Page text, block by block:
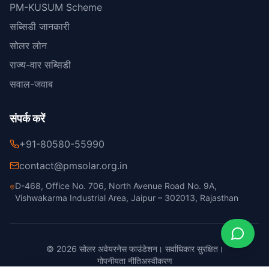
PM-KUSUM Scheme
सब्सिडी जानकारी
सोलर लोन
राज्य-वार सब्सिडी
सवाल-जवाब
संपर्क करें
+91-80580-55990
contact@pmsolar.org.in
D-468, Office No. 706, North Avenue Road No. 9A,
Vishwakarma Industrial Area, Jaipur – 302013, Rajasthan
© 2026 सोलर अवेयरनेस फाउंडेशन। सर्वाधिकार सुरक्षित।
गोपनीयता नीतिअस्वीकरण